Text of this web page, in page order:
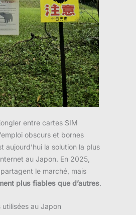
entre cartes SIM
obscurs et bornes
aujourd’hui la solution la plus
au Japon. En 2025,
le marché, mais
plus fiables que d’autres.
utilisées au Japon